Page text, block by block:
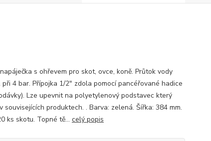
s ohřevem pro skot, ovce, koně. Průtok vody
při 4 bar. Přípojka 1/2" zdola pomocí pancéřované hadice
Lze upevnit na polyetylenový podstavec který
souvisejících produktech. . Barva: zelená. Šířka: 384 mm.
ks skotu. Topné tě... celý popis